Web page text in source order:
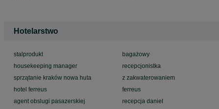
Hotelarstwo
stalprodukt
housekeeping manager
sprzątanie kraków nowa huta
hotel ferreus
agent obslugi pasazerskiej
bagażowy
recepcjonistka
z zakwaterowaniem
ferreus
recepcja daniel